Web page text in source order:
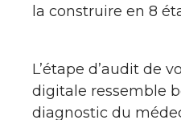
la construire en 8
L’étape d’audit de
digitale ressemble
diagnostic du